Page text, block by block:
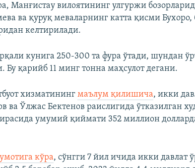
Манғистау вилоятининг улгуржи
ва қуруқ меваларнинг катта қисми
келтирилади.
кунига 250-300 та фура ўтади, шундан
Бу қарийб 11 минг тонна маҳсулот дегани.
хизматининг маълум қилишича, икки
ва Ўлжас Бектенов раислигида ўтказилган
умумий қиймати 352 миллион
кўра, сўнгги 7 йил ичида икки давлат